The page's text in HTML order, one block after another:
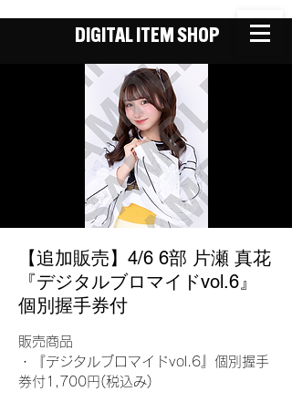
DIGITAL ITEM SHOP
【追加販売】4/6 6部 片瀬 真花
『デジタルブロマイドvol.6』
個別握手券付
販売商品
・『デジタルブロマイドvol.6』個別握手
券付1,700円(税込み)